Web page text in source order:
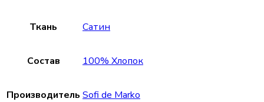
Ткань Сатин
Состав 100% Хлопок
Производитель Sofi de Marko